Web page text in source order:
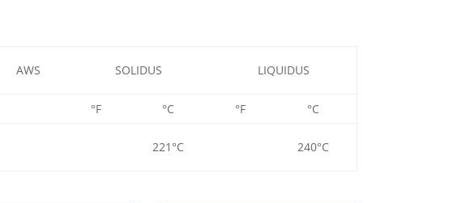
AWS SOLIDUS LIQUIDUS
°F °C °F °C
221°C 240°C